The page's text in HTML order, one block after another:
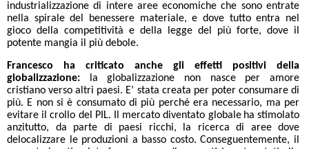
industrializzazione di intere aree economiche che sono entrate
nella spirale del benessere materiale, e dove tutto entra nel
gioco della competitività e della legge del più forte, dove il
potente mangia il più debole.
Francesco ha criticato anche gli effetti positivi della
globalizzazione:
la globalizzazione non nasce per amore
cristiano verso altri paesi. E’ stata creata per poter consumare di
più. E non si è consumato di più perché era necessario, ma per
evitare il crollo del PIL.
Il mercato diventato globale ha stimolato
anzitutto, da parte di paesi ricchi, la ricerca di aree dove
delocalizzare le produzioni a basso costo. Conseguentemente, il